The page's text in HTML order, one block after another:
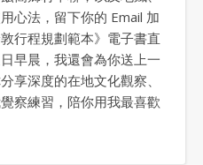
心法，留下你的 Email 加
行程規劃範本》電子書直
早晨，我還會為你送上一
享深度的在地文化觀察、
察練習，陪你用我最喜歡